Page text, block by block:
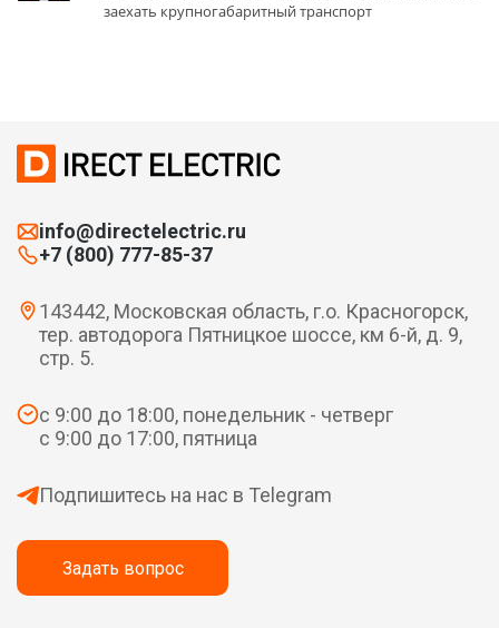
заехать крупногабаритный транспорт
info@directelectric.ru
+7 (800) 777-85-37
143442, Московская область, г.о. Красногорск,
тер. автодорога Пятницкое шоссе, км 6-й, д. 9,
стр. 5.
с 9:00 до 18:00, понедельник - четверг
с 9:00 до 17:00, пятница
Подпишитесь на нас в Telegram
Задать вопрос